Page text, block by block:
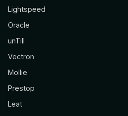
Lightspeed
Oracle
unTill
Vectron
Mollie
Prestop
Leat